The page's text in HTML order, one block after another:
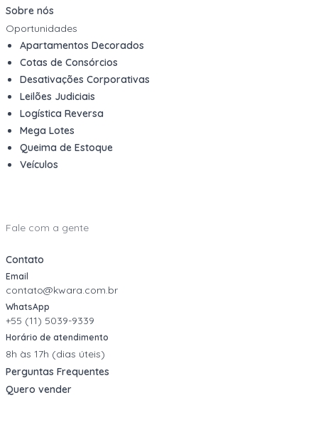
Sobre nós
Oportunidades
Apartamentos Decorados
Cotas de Consórcios
Desativações Corporativas
Leilões Judiciais
Logística Reversa
Mega Lotes
Queima de Estoque
Veículos
Fale com a gente
Contato
Email
contato@kwara.com.br
WhatsApp
+55 (11) 5039-9339
Horário de atendimento
8h às 17h (dias úteis)
Perguntas Frequentes
Quero vender